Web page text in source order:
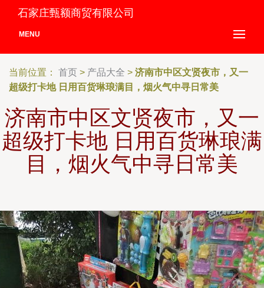
石家庄甄额商贸有限公司
MENU
当前位置： 首页 > 产品大全 > 济南市中区文贤夜市，又一
超级打卡地 日用百货琳琅满目，烟火气中寻日常美
济南市中区文贤夜市，又一
超级打卡地 日用百货琳琅满
目，烟火气中寻日常美